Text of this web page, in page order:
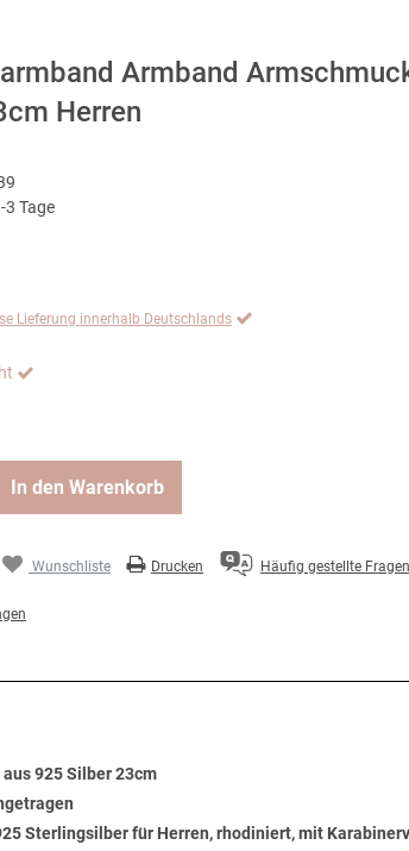
Armband
Herren
3 Tage
Lieferung innerhalb Deutschlands
In den Warenkorb
Wunschliste Drucken Häufig gestellte Fragen
925 Silber 23cm
Sterlingsilber für Herren, rhodiniert, mit